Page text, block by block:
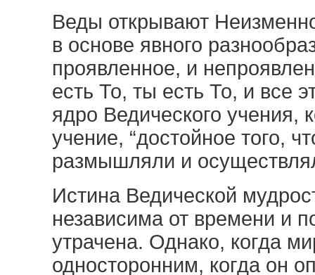
Веды открывают
в основе явного
проявленное, и
есть То, ты есть То, и все
ядро Ведического учения,
учение, “достойное того,
размышляли и
Истина Ведической
независима от времени и
утрачена. Однако, когда
односторонним, когда он